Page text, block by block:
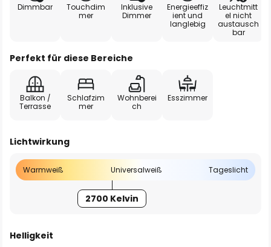
Dimmbar
Touchdim
mer
Inklusive
Dimmer
Energieeffiz
ient und
langlebig
Leuchtmitt
el nicht
austausch
bar
Perfekt für diese Bereiche
Balkon /
Terrasse
Schlafzim
mer
Wohnberei
ch
Esszimmer
Lichtwirkung
Warmweiß Universalweiß Tageslicht
2700 Kelvin
Helligkeit